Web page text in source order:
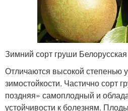
Зимний сорт груши
Отличаются высокой степенью
зимостойкости. Частично сорт
поздняя» самоплодный и
устойчивости к болезням.